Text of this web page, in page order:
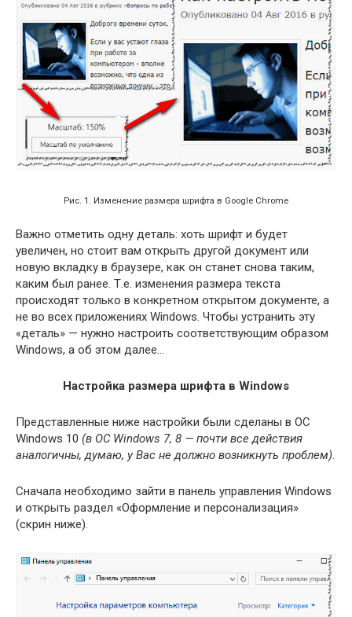
Рис. 1. Изменение размера шрифта в Google Chrome
Важно отметить одну деталь: хоть шрифт и будет
увеличен, но стоит вам открыть другой документ или
новую вкладку в браузере, как он станет снова таким,
каким был ранее. Т.е. изменения размера текста
происходят только в конкретном открытом документе, а
не во всех приложениях Windows. Чтобы устранить эту
«деталь» — нужно настроить соответствующим образом
Windows, а об этом далее…
Настройка размера шрифта в Windows
Представленные ниже настройки были сделаны в ОС
Windows 10 (в ОС Windows 7, 8 — почти все действия
аналогичны, думаю, у Вас не должно возникнуть проблем).
Сначала необходимо зайти в панель управления Windows
и открыть раздел «Оформление и персонализация»
(скрин ниже).